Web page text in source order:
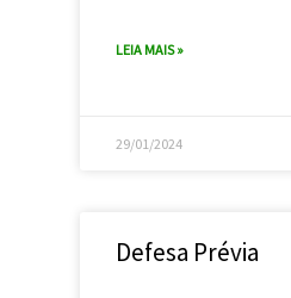
LEIA MAIS »
29/01/2024
Defesa Prévia